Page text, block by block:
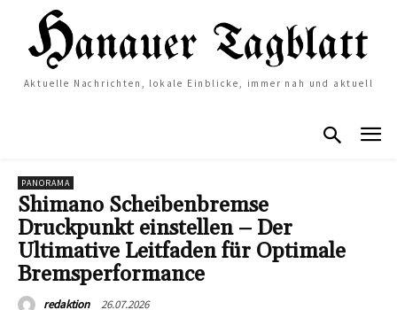
Aktuelle Nachrichten, lokale Einblicke, immer nah und aktuell
PANORAMA
Shimano Scheibenbremse
Druckpunkt einstellen – Der
Ultimative Leitfaden für Optimale
Bremsperformance
redaktion 26.07.2026